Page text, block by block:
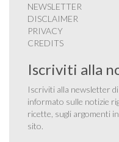
NEWSLETTER
DISCLAIMER
PRIVACY
CREDITS
Iscriviti alla
Iscriviti alla newsletter
informato sulle notizie
ricette, sugli argomenti
sito.